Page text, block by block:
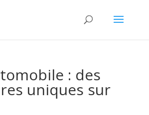
: des
uniques sur